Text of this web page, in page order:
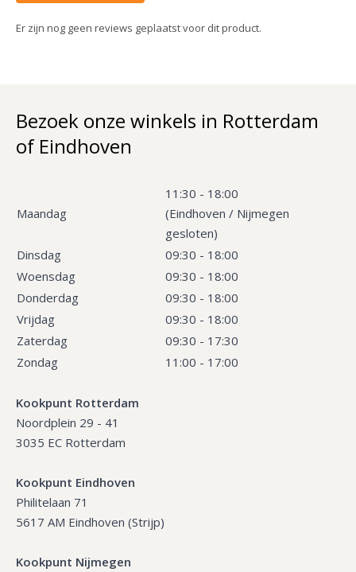
Er zijn nog geen reviews geplaatst voor dit product.
Bezoek onze winkels in Rotterdam
of Eindhoven
Maandag
11:30 - 18:00
(Eindhoven / Nijmegen
gesloten)
Dinsdag
09:30 - 18:00
Woensdag
09:30 - 18:00
Donderdag
09:30 - 18:00
Vrijdag
09:30 - 18:00
Zaterdag
09:30 - 17:30
Zondag
11:00 - 17:00
Kookpunt Rotterdam
Noordplein 29 - 41
3035 EC Rotterdam
Kookpunt Eindhoven
Philitelaan 71
5617 AM Eindhoven (Strijp)
Kookpunt Nijmegen